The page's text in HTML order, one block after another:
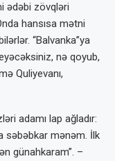
ədəbi zövqləri
hansısa mətni
“Balvanka”ya
nə qoyub,
Quli­yevanı,
adamı lap ağladır:
səbəbkar mənəm. İlk
günahkaram”. –